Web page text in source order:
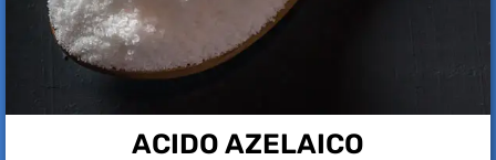
ACIDO AZELAICO